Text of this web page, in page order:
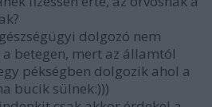
dolgozó nem
betegen, mert az államtól
pékségben dolgozik ahol a
bucik sülnek:)))